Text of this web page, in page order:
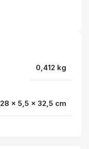
0,412 kg
28 × 5,5 × 32,5 cm